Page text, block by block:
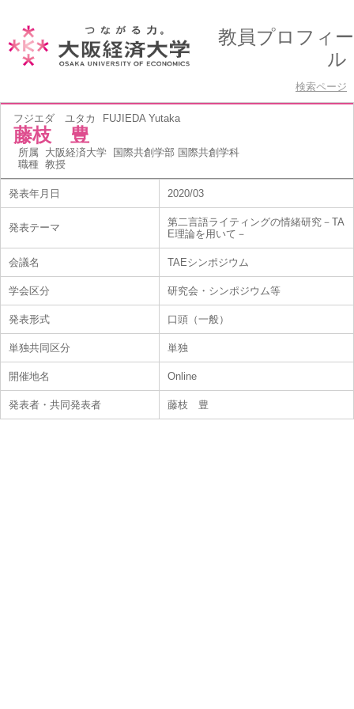
教員プロフィー
ル
検索ページ
フジエダ ユタカ FUJIEDA Yutaka
藤枝 豊
所属 大阪経済大学 国際共創学部 国際共創学科
職種 教授
発表年月日 2020/03
発表テーマ
第二言語ライティングの情緒研究－TA
E理論を用いて－
会議名 TAEシンポジウム
学会区分 研究会・シンポジウム等
発表形式 口頭（一般）
単独共同区分 単独
開催地名 Online
発表者・共同発表者 藤枝 豊